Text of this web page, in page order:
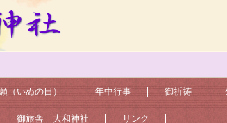
社庁
（いぬの日） 年中行事 御祈祷
御旅舎 大和神社 リンク